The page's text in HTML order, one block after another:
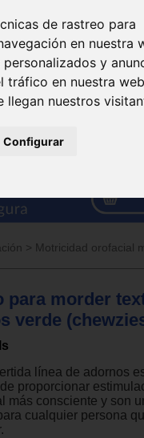
de rastreo para
en nuestra
y
tráfico en nuestra
llegan nuestros
Configurar
> Motricidad orofacial
para morder
verde
línea de adornos
proporcionar
más consciente y son
cualquier persona